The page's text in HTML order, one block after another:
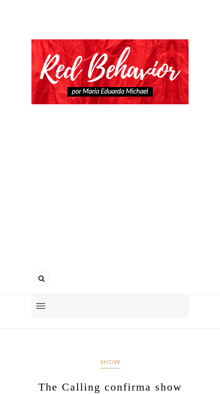
SHOW
The Calling confirma show